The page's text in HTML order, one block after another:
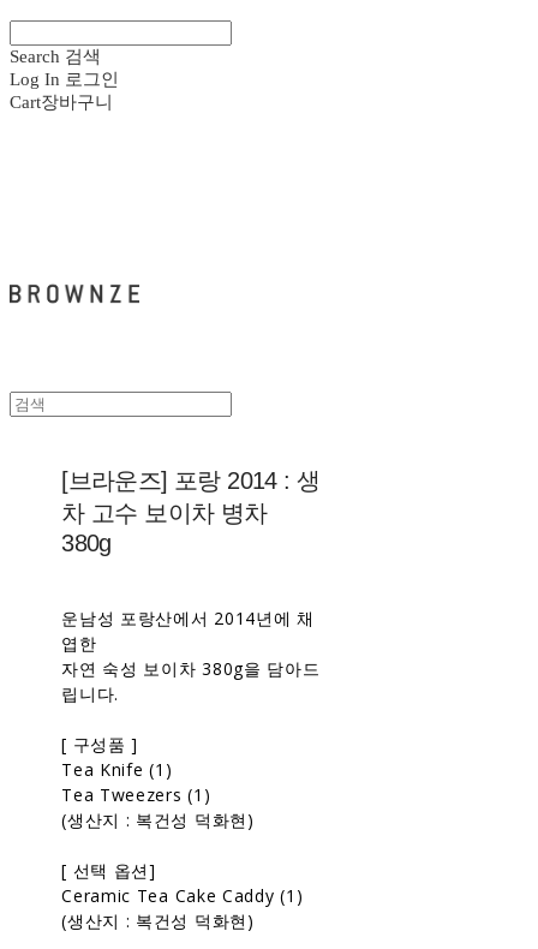
Search 검색
Log In 로그인
Cart장바구니
[브라운즈] 포랑 2014 : 생
차 고수 보이차 병차
380g
운남성 포랑산에서 2014년에 채
엽한
자연 숙성 보이차 380g을 담아드
립니다.
[ 구성품 ]
Tea Knife (1)
Tea Tweezers (1)
(생산지 : 복건성 덕화현)
[ 선택 옵션]
Ceramic Tea Cake Caddy (1)
(생산지 : 복건성 덕화현)